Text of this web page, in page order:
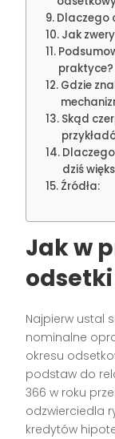
Dlaczego
Jak
praktyce?
Gdzie
Skąd
dziś
Źródła:
Jak w
Najpierw ustal
nominalne
okresu
podstaw do
366 w roku
odzwierciedla
kredytów